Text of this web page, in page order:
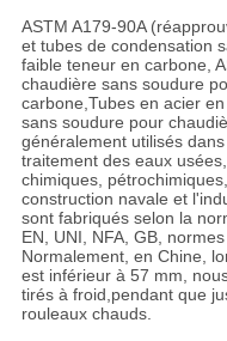
ASTM A179-90A
et tubes de condensation
faible teneur en carbone,
chaudière sans soudure
carbone,Tubes en acier
sans soudure pour
généralement utilisés
traitement des eaux
chimiques,
construction navale et
sont fabriqués selon la
EN, UNI, NFA, GB,
Normalement, en Chine,
est inférieur à 57 mm,
tirés à froid,pendant que
rouleaux chauds.